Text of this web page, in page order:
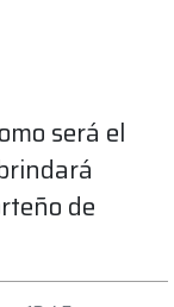
será el
de